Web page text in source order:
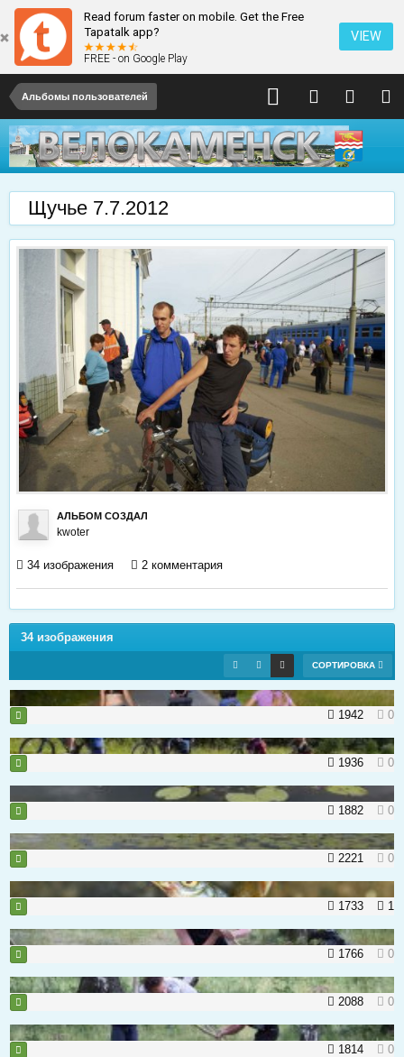
Read forum faster on mobile. Get the Free
Tapatalk app?
FREE - on Google Play
VIEW
Альбомы пользователей
Щучье 7.7.2012
АЛЬБОМ СОЗДАЛ
kwoter
34 изображения 2 комментария
34 изображения
СОРТИРОВКА
0
1942
0
1936
0
1882
0
2221
1
1733
0
1766
0
2088
0
1814